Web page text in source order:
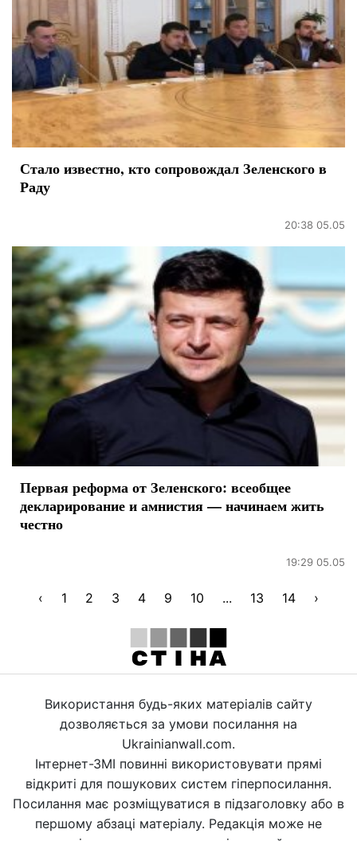
Стало известно, кто сопровождал Зеленского в
Раду
20:38 05.05
Первая реформа от Зеленского: всеобщее
декларирование и амнистия — начинаем жить
честно
19:29 05.05
‹ 1 2 3 4 9 10 ... 13 14 ›
Використання будь-яких матеріалів сайту
дозволяється за умови посилання на
Ukrainianwall.com.
Інтернет-ЗМІ повинні використовувати прямі
відкриті для пошукових систем гіперпосилання.
Посилання має розміщуватися в підзаголовку або в
першому абзаці матеріалу. Редакція може не